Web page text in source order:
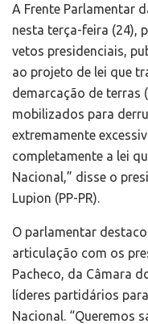
A Frente Parlamentar
nesta terça-feira (24),
vetos presidenciais,
ao projeto de lei que
demarcação de terras
mobilizados para
extremamente
completamente a lei
Nacional,” disse o
Lupion (PP-PR).
O parlamentar
articulação com os
Pacheco, da Câmara
líderes partidários
Nacional. “Queremos